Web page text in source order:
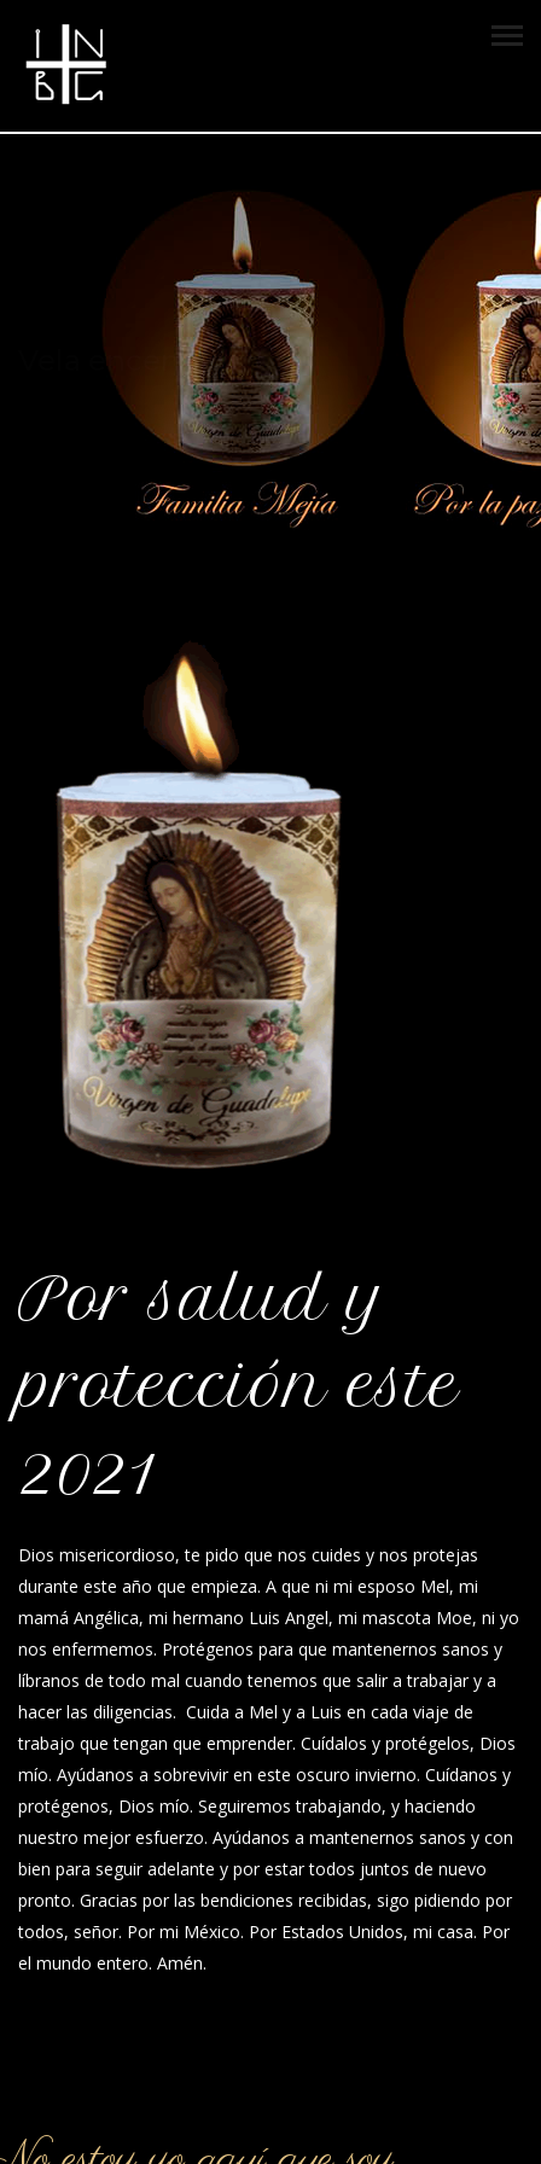
Vela encendida
Por salud y
protección este
2021
Dios misericordioso, te pido que nos cuides y nos protejas
durante este año que empieza. A que ni mi esposo Mel, mi
mamá Angélica, mi hermano Luis Angel, mi mascota Moe, ni yo
nos enfermemos. Protégenos para que mantenernos sanos y
líbranos de todo mal cuando tenemos que salir a trabajar y a
hacer las diligencias. Cuida a Mel y a Luis en cada viaje de
trabajo que tengan que emprender. Cuídalos y protégelos, Dios
mío. Ayúdanos a sobrevivir en este oscuro invierno. Cuídanos y
protégenos, Dios mío. Seguiremos trabajando, y haciendo
nuestro mejor esfuerzo. Ayúdanos a mantenernos sanos y con
bien para seguir adelante y por estar todos juntos de nuevo
pronto. Gracias por las bendiciones recibidas, sigo pidiendo por
todos, señor. Por mi México. Por Estados Unidos, mi casa. Por
el mundo entero. Amén.